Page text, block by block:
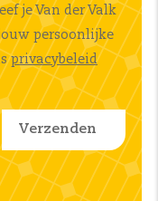
je Van der Valk
persoonlijke
privacybeleid